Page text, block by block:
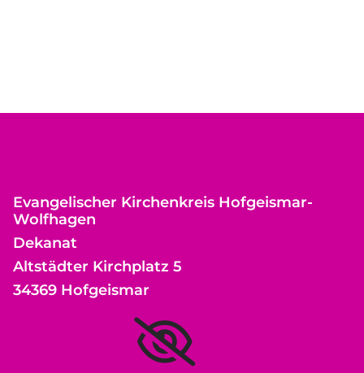
Evangelischer Kirchenkreis Hofgeismar-
Wolfhagen
Dekanat
Altstädter Kirchplatz 5
34369 Hofgeismar